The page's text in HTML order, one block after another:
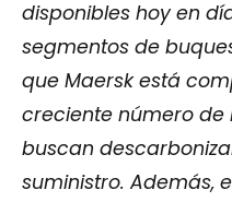
disponibles hoy en
segmentos de
que Maersk está
creciente número de
buscan
suministro. Además,